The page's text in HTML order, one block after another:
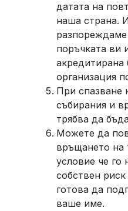
датата на
наша страна.
разпореждаме
поръчката ви
акредитирана
организация
При спазване
събирания и
трябва да
Можете да
връщането на
условие че го
собствен
готова да
ваше име.